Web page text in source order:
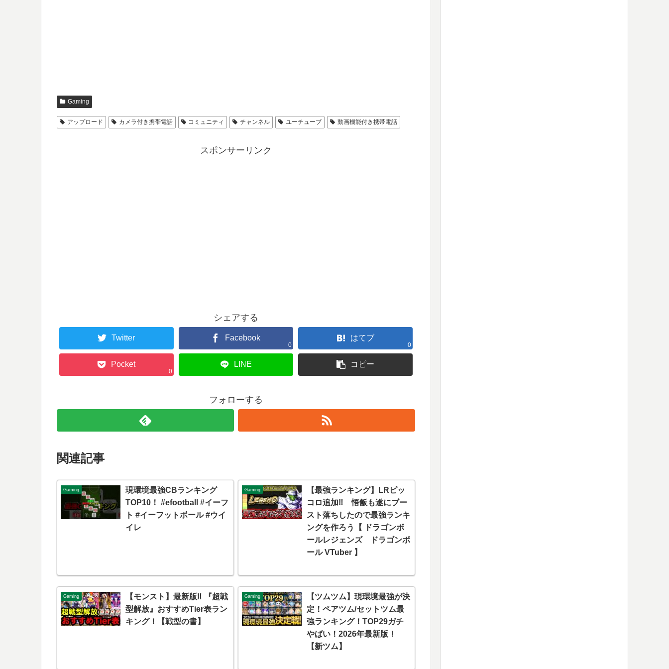
Gaming
アップロード カメラ付き携帯電話 コミュニティ チャンネル ユーチューブ 動画機能付き携帯電話
スポンサーリンク
シェアする
Twitter Facebook
0
はてブ
0
Pocket
0
LINE コピー
フォローする
関連記事
Gaming
現環境最強CBランキング
TOP10！ #efootball #イーフ
ト #イーフットボール #ウイ
イレ
Gaming
【最強ランキング】LRピッ
コロ追加‼ 悟飯も遂にブー
スト落ちしたので最強ランキ
ングを作ろう【 ドラゴンボ
ールレジェンズ ドラゴンボ
ール VTuber 】
Gaming
【モンスト】最新版‼︎ 『超戦
型解放』おすすめTier表ラン
キング！【戦型の書】
Gaming
【ツムツム】現環境最強が決
定！ペアツム/セットツム最
強ランキング！TOP29ガチ
やばい！2026年最新版！
【新ツム】